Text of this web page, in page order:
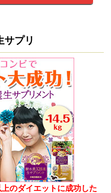
サプリ
のダイエットに成功した